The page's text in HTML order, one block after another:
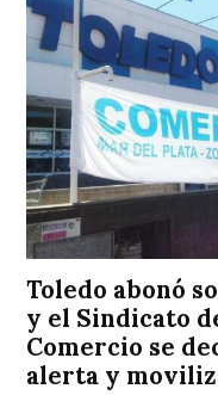
Toledo abonó
y el Sindicato
Comercio se
alerta y